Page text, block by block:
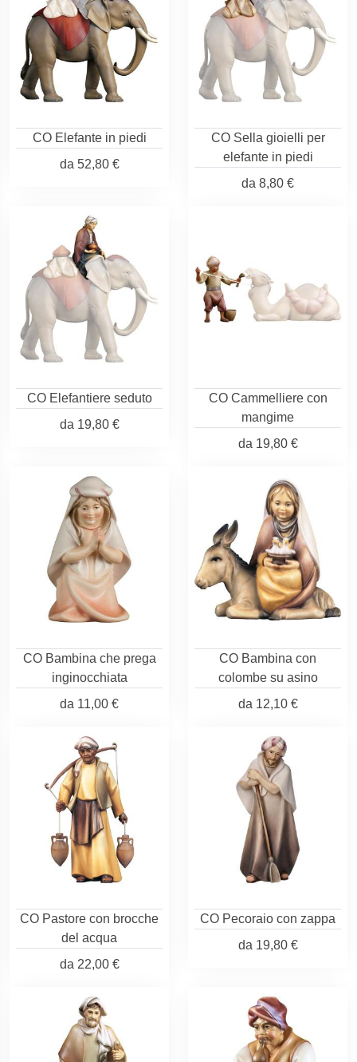
CO Elefante in piedi
da 52,80 €
CO Sella gioielli per
elefante in piedi
da 8,80 €
CO Elefantiere seduto
da 19,80 €
CO Cammelliere con
mangime
da 19,80 €
CO Bambina che prega
inginocchiata
da 11,00 €
CO Bambina con
colombe su asino
da 12,10 €
CO Pastore con brocche
del acqua
da 22,00 €
CO Pecoraio con zappa
da 19,80 €